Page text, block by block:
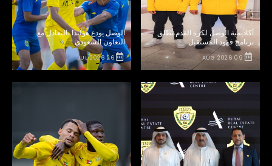
أكاديمية الوصل لكرة القدم تطلق
برنامج فهود المستقبل
الوصل يودع هولندا بالتعادل مع
التعاون السعودي
26 JUL 2026